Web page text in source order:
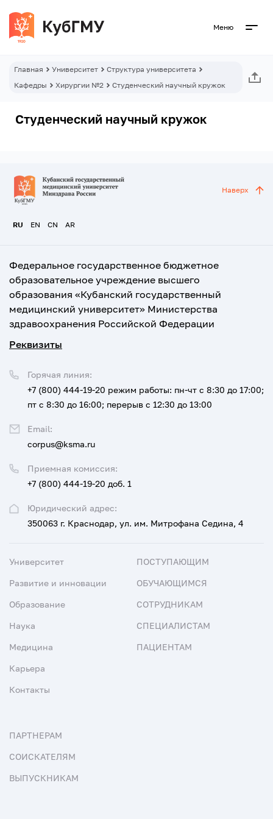
Меню
Главная Университет
Структура университета
Кафедры
Хирургии №2 Студенческий научный кружок
Студенческий научный кружок
RU EN CN AR
Наверх
Федеральное государственное бюджетное
образовательное учреждение высшего
образования «Кубанский государственный
медицинский университет» Министерства
здравоохранения Российской Федерации
Реквизиты
Юридический адрес:
350063 г. Краснодар, ул. им. Митрофана Седина, 4
Приемная комиссия:
+7 (800) 444-19-20 доб. 1
Горячая линия:
+7 (800) 444-19-20 режим работы: пн-чт с 8:30 до 17:00;
пт с 8:30 до 16:00; перерыв с 12:30 до 13:00
Email:
corpus@ksma.ru
Университет
Развитие и инновации
Образование
Наука
Медицина
Карьера
Контакты
ПОСТУПАЮЩИМ
ОБУЧАЮЩИМСЯ
СОТРУДНИКАМ
СПЕЦИАЛИСТАМ
ПАЦИЕНТАМ
ПАРТНЕРАМ
СОИСКАТЕЛЯМ
ВЫПУСКНИКАМ